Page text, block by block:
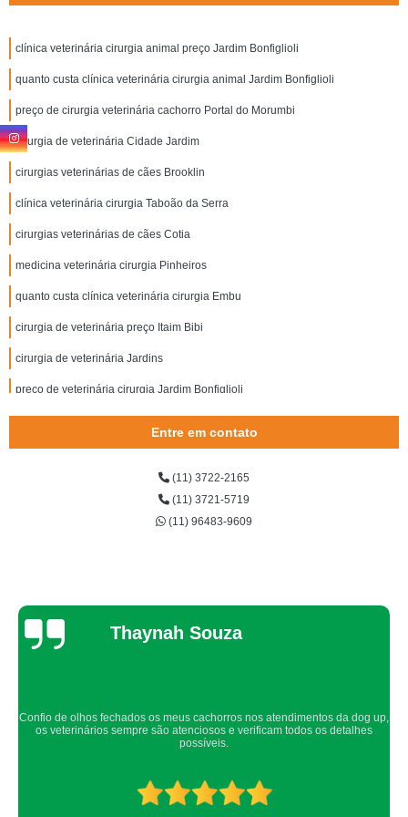
clínica veterinária cirurgia animal preço Jardim Bonfiglioli
quanto custa clínica veterinária cirurgia animal Jardim Bonfiglioli
preço de cirurgia veterinária cachorro Portal do Morumbi
cirurgia de veterinária Cidade Jardim
cirurgias veterinárias de cães Brooklin
clínica veterinária cirurgia Taboão da Serra
cirurgias veterinárias de cães Cotia
medicina veterinária cirurgia Pinheiros
quanto custa clínica veterinária cirurgia Embu
cirurgia de veterinária preço Itaim Bibi
cirurgia de veterinária Jardins
preço de veterinária cirurgia Jardim Bonfiglioli
cirurgia veterinária de cães preço Jardim Pirajussara
veterinária cirurgia preço Portal do Morumbi
cirurgia veterinária clínica Santo Amaro
quanto custa cirurgia veterinária Itaim Bibi
preço de cirurgia limpeza tártaro em gatos Brooklin
cirurgias de veterinárias Taboão da Serra
cirurgias limpeza tártaro em cães Brooklin
Entre em contato
(11) 3722-2165
(11) 3721-5719
(11) 96483-9609
Thaynah Souza
Confio de olhos fechados os meus cachorros nos atendimentos da dog up,
os veterinários sempre são atenciosos e verificam todos os detalhes
possíveis.